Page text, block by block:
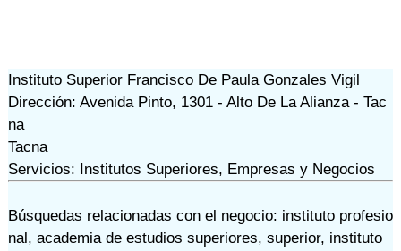
Instituto Superior Francisco De Paula Gonzales Vigil
Dirección: Avenida Pinto, 1301 - Alto De La Alianza - Tac
na
Tacna
Servicios: Institutos Superiores, Empresas y Negocios
Búsquedas relacionadas con el negocio: instituto profesio
nal, academia de estudios superiores, superior, instituto